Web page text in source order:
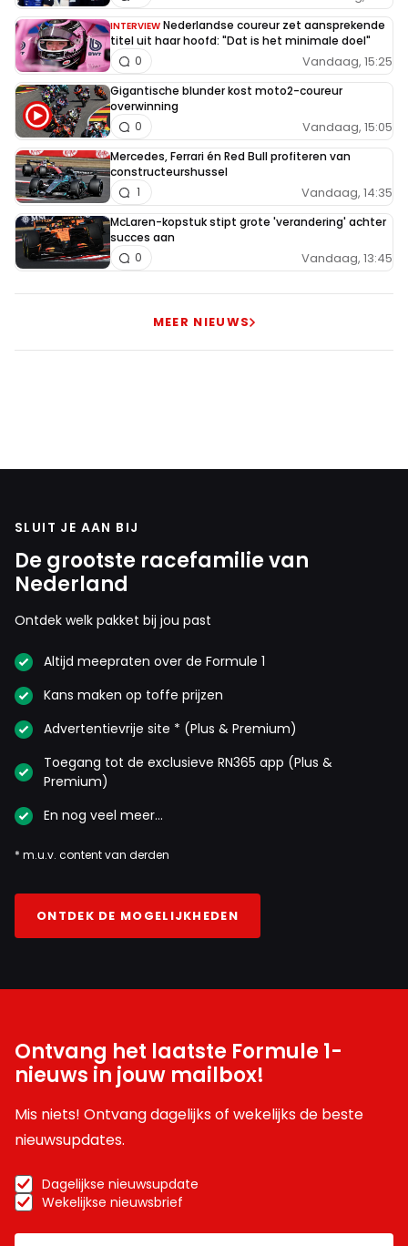
INTERVIEW Nederlandse coureur zet aansprekende
titel uit haar hoofd: "Dat is het minimale doel"
Vandaag, 15:25
0
Gigantische blunder kost moto2-coureur
overwinning
Vandaag, 15:05
0
Mercedes, Ferrari én Red Bull profiteren van
constructeurshussel
Vandaag, 14:35
1
McLaren-kopstuk stipt grote 'verandering' achter
succes aan
Vandaag, 13:45
0
MEER NIEUWS
SLUIT JE AAN BIJ
De grootste racefamilie van
Nederland
Ontdek welk pakket bij jou past
Altijd meepraten over de Formule 1
Kans maken op toffe prijzen
Advertentievrije site * (Plus & Premium)
Toegang tot de exclusieve RN365 app (Plus &
Premium)
En nog veel meer…
* m.u.v. content van derden
ONTDEK DE MOGELIJKHEDEN
Ontvang het laatste Formule 1-
nieuws in jouw mailbox!
Mis niets! Ontvang dagelijks of wekelijks de beste
nieuwsupdates.
Dagelijkse nieuwsupdate
Wekelijkse nieuwsbrief